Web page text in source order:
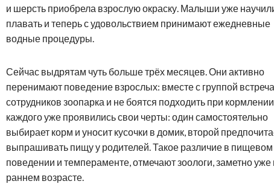
и шерсть приобрела взрослую окраску. Малыши уже
плавать и теперь с удовольствием принимают ежедневные
водные процедуры.
Сейчас выдрятам чуть больше трёх месяцев. Они активно
перенимают поведение взрослых: вместе с группой
сотрудников зоопарка и не боятся подходить при
каждого уже проявились свои черты: один самостоятельно
выбирает корм и уносит кусочки в домик, второй
выпрашивать пищу у родителей. Такое различие в пищевом
поведении и темпераменте, отмечают зоологи, заметно уже
раннем возрасте.